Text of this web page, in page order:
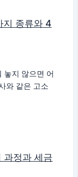
지 종류와 4
놓지 않으면 어
와 같은 고소
과정과 세금